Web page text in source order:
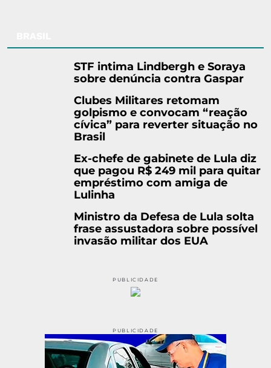
STF intima Lindbergh e Soraya
sobre denúncia contra Gaspar
Clubes Militares retomam
golpismo e convocam “reação
cívica” para reverter situação no
Brasil
Ex-chefe de gabinete de Lula diz
que pagou R$ 249 mil para quitar
empréstimo com amiga de
Lulinha
Ministro da Defesa de Lula solta
frase assustadora sobre possível
invasão militar dos EUA
PUBLICIDADE
PUBLICIDADE